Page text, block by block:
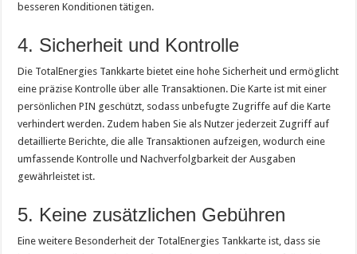
besseren Konditionen tätigen.
4. Sicherheit und Kontrolle
Die TotalEnergies Tankkarte bietet eine hohe Sicherheit und ermöglicht
eine präzise Kontrolle über alle Transaktionen. Die Karte ist mit einer
persönlichen PIN geschützt, sodass unbefugte Zugriffe auf die Karte
verhindert werden. Zudem haben Sie als Nutzer jederzeit Zugriff auf
detaillierte Berichte, die alle Transaktionen aufzeigen, wodurch eine
umfassende Kontrolle und Nachverfolgbarkeit der Ausgaben
gewährleistet ist.
5. Keine zusätzlichen Gebühren
Eine weitere Besonderheit der TotalEnergies Tankkarte ist, dass sie